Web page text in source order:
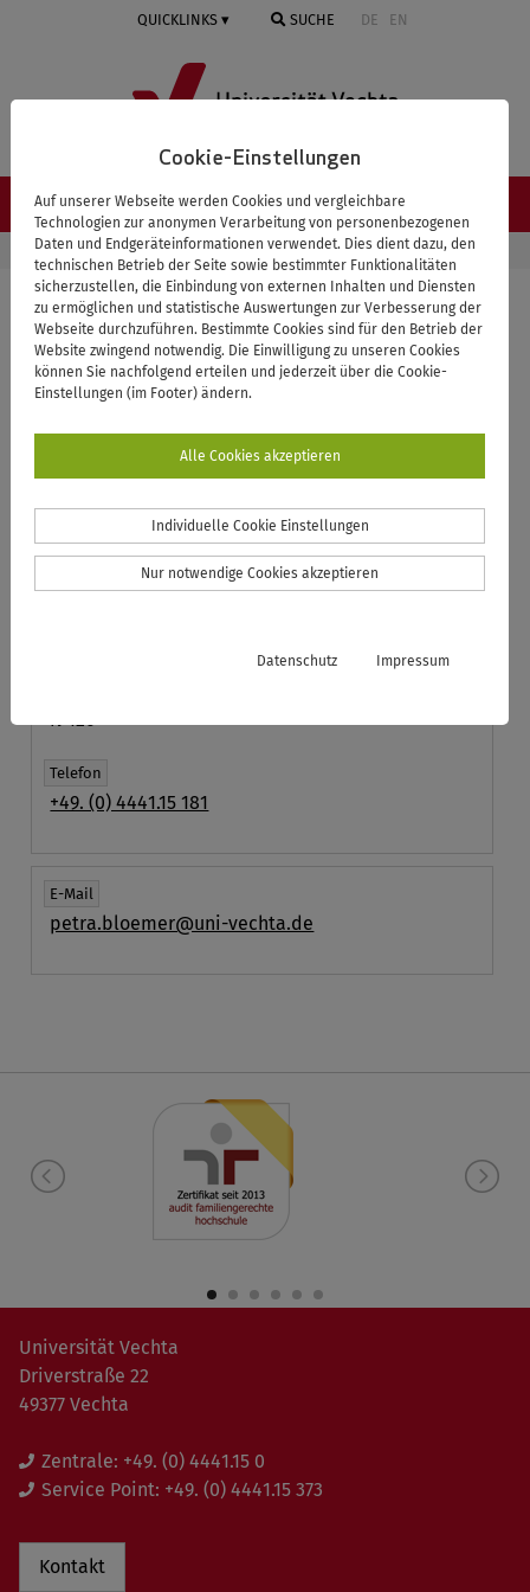
Cookie-Einstellungen
Auf unserer Webseite werden Cookies und vergleichbare
Technologien zur anonymen Verarbeitung von personenbezogenen
Daten und Endgeräteinformationen verwendet. Dies dient dazu, den
technischen Betrieb der Seite sowie bestimmter Funktionalitäten
sicherzustellen, die Einbindung von externen Inhalten und Diensten
zu ermöglichen und statistische Auswertungen zur Verbesserung der
Webseite durchzuführen. Bestimmte Cookies sind für den Betrieb der
Website zwingend notwendig. Die Einwilligung zu unseren Cookies
können Sie nachfolgend erteilen und jederzeit über die Cookie-
Einstellungen (im Footer) ändern.
Alle Cookies akzeptieren
Individuelle Cookie Einstellungen
Nur notwendige Cookies akzeptieren
Datenschutz Impressum
QUICKLINKS SUCHE DE EN
NAVIGATION ≡
STARTSEITE UNIVERSITÄT PERSONENVERZEICHNIS
Zurück zur Übersicht
Blömer, Petra
Organisationseinheit
Fakultät II
Telefon
+49. (0) 4441.15 181
E-Mail
petra.bloemer@uni-vechta.de
Universität Vechta
Driverstraße 22
49377 Vechta
Zentrale: +49. (0) 4441.15 0
Service Point: +49. (0) 4441.15 373
Kontakt